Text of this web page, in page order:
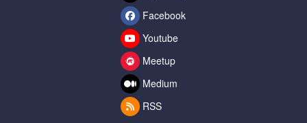
Facebook
Youtube
Meetup
Medium
RSS